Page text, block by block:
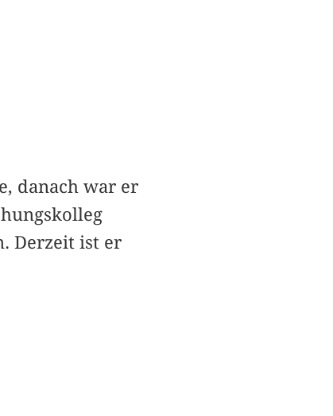
danach war er
Derzeit ist er